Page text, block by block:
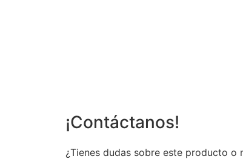
¡Contáctanos!
¿Tienes dudas sobre este producto o